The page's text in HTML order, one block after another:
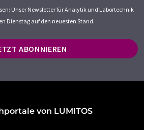
Unser Newsletter für Analytik und Labortechnik
Dienstag auf den neuesten Stand.
ABONNIEREN
von LUMITOS